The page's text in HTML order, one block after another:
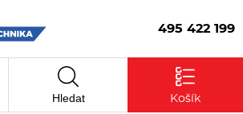
495 422 199
Hledat Košík